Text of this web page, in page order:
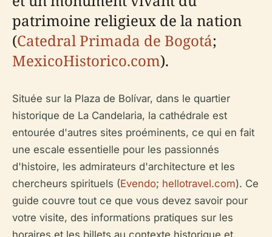
patrimoine religieux de la nation
(Catedral Primada de Bogotá;
MexicoHistorico.com).
Située sur la Plaza de Bolívar, dans le quartier
historique de La Candelaria, la cathédrale est
entourée d'autres sites proéminents, ce qui en fait
une escale essentielle pour les passionnés
d'histoire, les admirateurs d'architecture et les
chercheurs spirituels (Evendo; hellotravel.com). Ce
guide couvre tout ce que vous devez savoir pour
votre visite, des informations pratiques sur les
horaires et les billets au contexte historique et